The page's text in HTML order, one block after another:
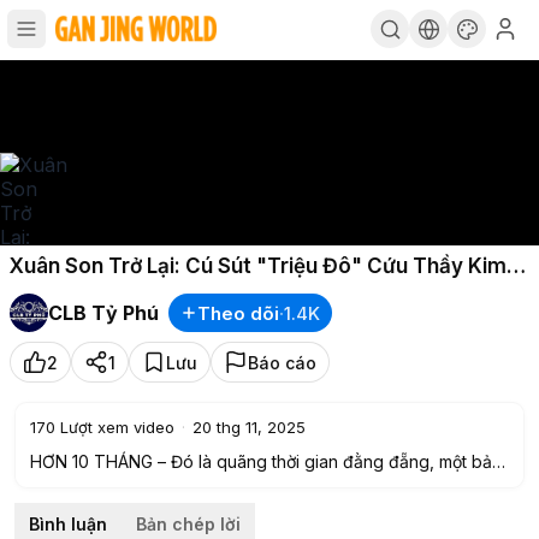
Xuân Son Trở Lại: Cú Sút "Triệu Đô" Cứu Thầy Kim
Và Hành Trình Hồi Phục Phi Thường
CLB Tỷ Phú
Theo dõi·1.4K
2 1 Lưu Báo cáo
170 Lượt xem video · 20 thg 11, 2025
HƠN 10 THÁNG – Đó là quãng thời gian đằng đẵng, một bản
từ khoảnh khắc Nguyễn Xuân Son đổ gục xuống sân trong
Bình luận Bản chép lời